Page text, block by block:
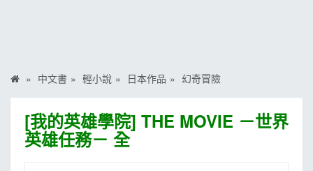
中文書 輕小說 日本作品 幻奇冒險
[我的英雄學院] THE MOVIE －世界
英雄任務－ 全